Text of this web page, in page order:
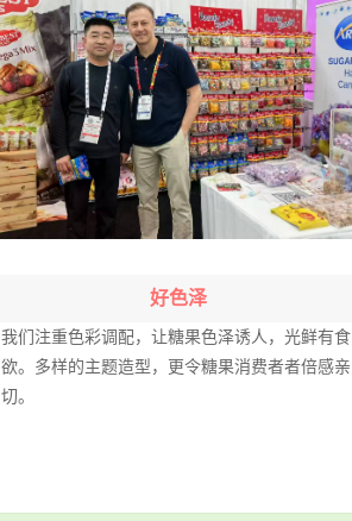
好色泽
我们注重色彩调配，让糖果色泽诱人，光鲜有食
欲。多样的主题造型，更令糖果消费者者倍感亲
切。